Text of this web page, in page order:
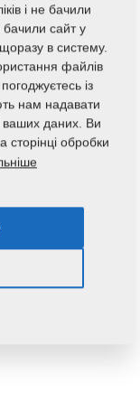
і не бачили
сайт у
в систему.
файлів
із
нам надавати
ваших даних. Ви
сторінці обробки